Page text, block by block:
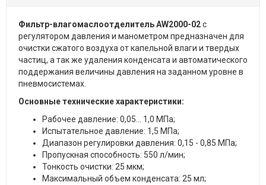
Фильтр-влагомаслоотделитель AW2000-02с
регулятором давления и манометром предназначен для
очистки сжатого воздуха от капельной влаги и твердых
частиц, а так же удаления конденсата и автоматического
поддержания величины давления на заданном уровне в
пневмосистемах.
Основные технические характеристики:
Рабочее давление: 0,05... 1,0 МПа;
Испытательное давление: 1,5 МПа;
Диапазон регулировки давления: 0,15 - 0,85 МПа;
Пропускная способность: 550 л/мин;
Тонкость очистки: 25 мкм;
Максимальный объем конденсата: 25 мл;